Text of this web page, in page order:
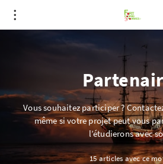
Vous souhaitez participer ?
même si votre projet peut vous
l’étudierons avec
15 articles avec ce